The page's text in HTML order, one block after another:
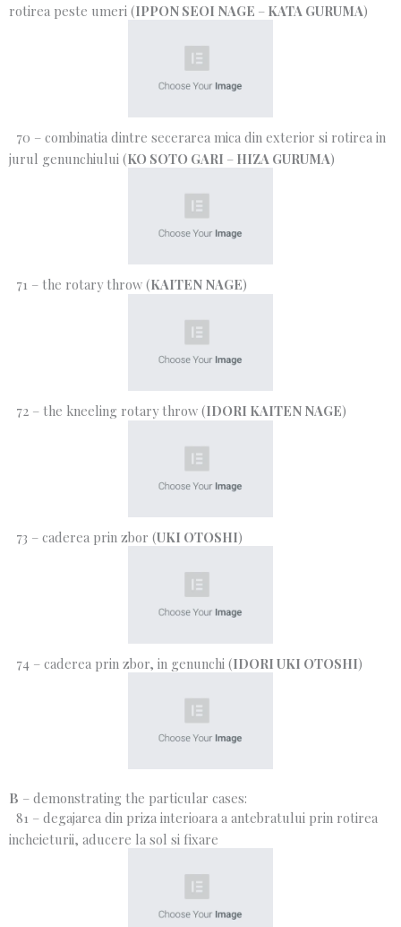
rotirea peste umeri (IPPON SEOI NAGE – KATA GURUMA)
70 – combinatia dintre secerarea mica din exterior si rotirea in
jurul genunchiului (KO SOTO GARI – HIZA GURUMA)
71 – the rotary throw (KAITEN NAGE)
72 – the kneeling rotary throw (IDORI KAITEN NAGE)
73 – caderea prin zbor (UKI OTOSHI)
74 – caderea prin zbor, in genunchi (IDORI UKI OTOSHI)
B – demonstrating the particular cases:
81 – degajarea din priza interioara a antebratului prin rotirea
incheieturii, aducere la sol si fixare